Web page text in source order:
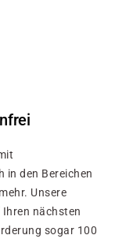
in den Bereichen
Unsere
nächsten
sogar 100